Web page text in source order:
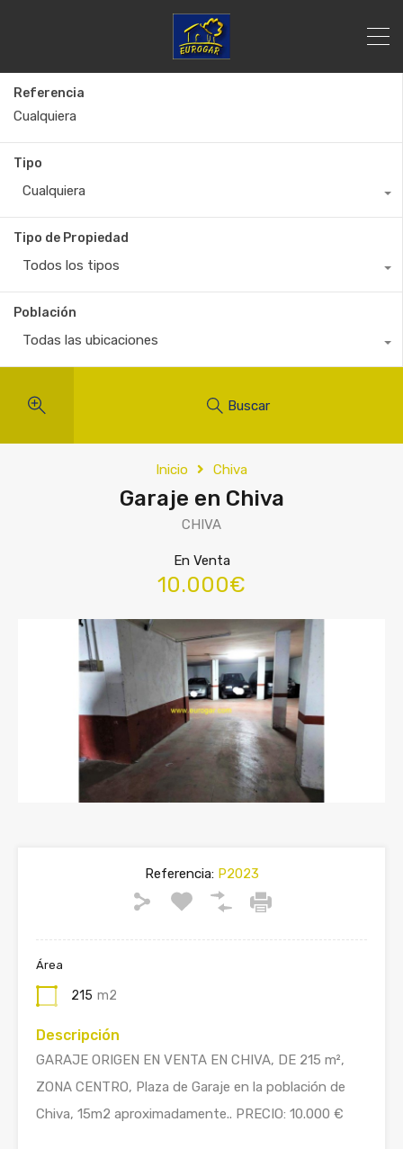
Referencia
Tipo
Cualquiera
Tipo de Propiedad
Todos los tipos
Población
Todas las ubicaciones
Buscar
Inicio Chiva
Garaje en Chiva
CHIVA
En Venta
10.000€
Referencia:P2023
Área
215 m2
Descripción
GARAJE ORIGEN EN VENTA EN CHIVA, DE 215 m²,
ZONA CENTRO, Plaza de Garaje en la población de
Chiva, 15m2 aproximadamente.. PRECIO: 10.000 €